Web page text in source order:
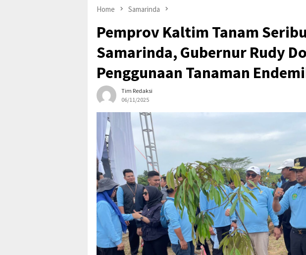
Home Samarinda
Pemprov Kaltim Tanam
Samarinda, Gubernur Rudy
Penggunaan Tanaman
Tim Redaksi
06/11/2025